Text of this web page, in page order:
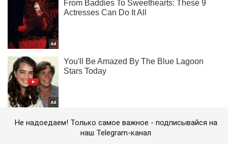
Не надоедаем! Только самое важное - подписывайся на
наш Telegram-канал